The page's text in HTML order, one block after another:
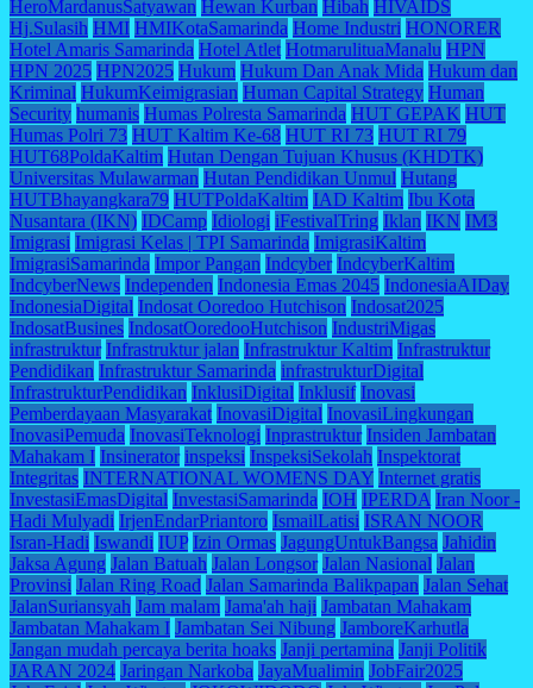
HeroMardanusSatyawan Hewan Kurban Hibah HIVAIDS
Hj.Sulasih HMI HMIKotaSamarinda Home Industri HONORER
Hotel Amaris Samarinda Hotel Atlet HotmarulituaManalu HPN
HPN 2025 HPN2025 Hukum Hukum Dan Anak Mida Hukum dan
Kriminal HukumKeimigrasian Human Capital Strategy Human
Security humanis Humas Polresta Samarinda HUT GEPAK HUT
Humas Polri 73 HUT Kaltim Ke-68 HUT RI 73 HUT RI 79
HUT68PoldaKaltim Hutan Dengan Tujuan Khusus (KHDTK)
Universitas Mulawarman Hutan Pendidikan Unmul Hutang
HUTBhayangkara79 HUTPoldaKaltim IAD Kaltim Ibu Kota
Nusantara (IKN) IDCamp Idiologi iFestivalTring Iklan IKN IM3
Imigrasi Imigrasi Kelas | TPI Samarinda ImigrasiKaltim
ImigrasiSamarinda Impor Pangan Indcyber IndcyberKaltim
IndcyberNews Independen Indonesia Emas 2045 IndonesiaAIDay
IndonesiaDigital Indosat Ooredoo Hutchison Indosat2025
IndosatBusines IndosatOoredooHutchison IndustriMigas
infrastruktur Infrastruktur jalan Infrastruktur Kaltim Infrastruktur
Pendidikan Infrastruktur Samarinda infrastrukturDigital
InfrastrukturPendidikan InklusiDigital Inklusif Inovasi
Pemberdayaan Masyarakat InovasiDigital InovasiLingkungan
InovasiPemuda InovasiTeknologi Inprastruktur Insiden Jambatan
Mahakam I Insinerator inspeksi InspeksiSekolah Inspektorat
Integritas INTERNATIONAL WOMENS DAY Internet gratis
InvestasiEmasDigital InvestasiSamarinda IOH IPERDA Iran Noor -
Hadi Mulyadi IrjenEndarPriantoro IsmailLatisi ISRAN NOOR
Isran-Hadi Iswandi IUP Izin Ormas JagungUntukBangsa Jahidin
Jaksa Agung Jalan Batuah Jalan Longsor Jalan Nasional Jalan
Provinsi Jalan Ring Road Jalan Samarinda Balikpapan Jalan Sehat
JalanSuriansyah Jam malam Jama'ah haji Jambatan Mahakam
Jambatan Mahakam I Jambatan Sei Nibung JamboreKarhutla
Jangan mudah percaya berita hoaks Janji pertamina Janji Politik
JARAN 2024 Jaringan Narkoba JayaMualimin JobFair2025